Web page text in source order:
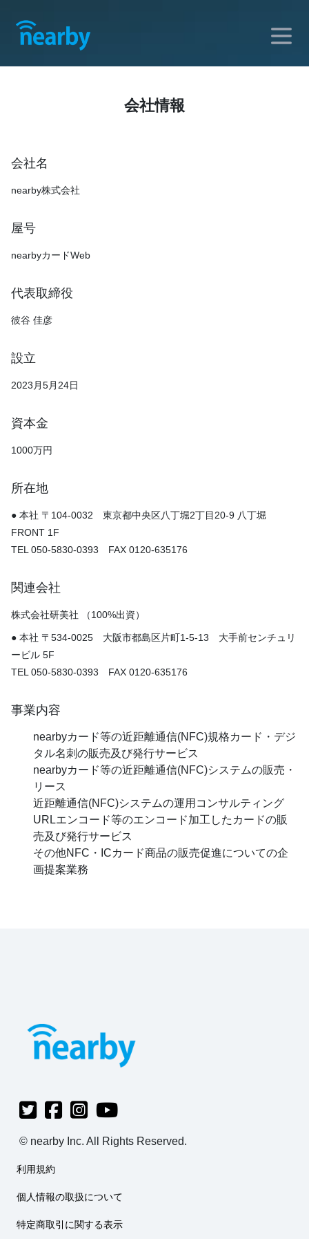
会社情報
会社名
nearby株式会社
屋号
nearbyカードWeb
代表取締役
彼谷 佳彦
設立
2023月5月24日
資本金
1000万円
所在地
● 本社 〒104-0032 東京都中央区八丁堀2丁目20-9 八丁堀
FRONT 1F
TEL 050-5830-0393 FAX 0120-635176
関連会社
株式会社研美社 （100%出資）
● 本社 〒534-0025 大阪市都島区片町1-5-13 大手前センチュリ
ービル 5F
TEL 050-5830-0393 FAX 0120-635176
事業内容
nearbyカード等の近距離通信(NFC)規格カード・デジ
タル名刺の販売及び発行サービス
nearbyカード等の近距離通信(NFC)システムの販売・
リース
近距離通信(NFC)システムの運用コンサルティング
URLエンコード等のエンコード加工したカードの販
売及び発行サービス
その他NFC・ICカード商品の販売促進についての企
画提案業務
© nearby Inc. All Rights Reserved.
利用規約
個人情報の取扱について
特定商取引に関する表示